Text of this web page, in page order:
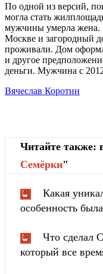
По одной из версий,
могла стать
мужчины умерла жена.
Москве и загородный
проживали. Дом
и другое
деньги. Мужчина с
Вячеслав Коротин
Читайте также:
Cемёрки"
Какая
особенность
Что сделал
который все